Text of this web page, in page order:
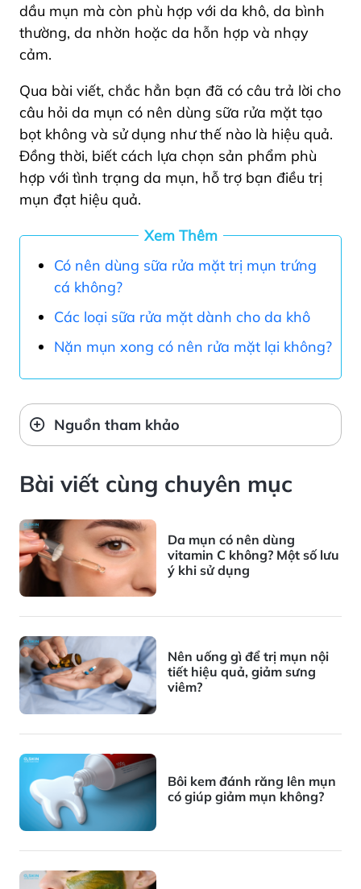
dầu mụn mà còn phù hợp với da khô, da bình
thường, da nhờn hoặc da hỗn hợp và nhạy
cảm.
Qua bài viết, chắc hẳn bạn đã có câu trả lời cho
câu hỏi da mụn có nên dùng sữa rửa mặt tạo
bọt không và sử dụng như thế nào là hiệu quả.
Đồng thời, biết cách lựa chọn sản phẩm phù
hợp với tình trạng da mụn, hỗ trợ bạn điều trị
mụn đạt hiệu quả.
Xem Thêm
Có nên dùng sữa rửa mặt trị mụn trứng
cá không?
Các loại sữa rửa mặt dành cho da khô
Nặn mụn xong có nên rửa mặt lại không?
Nguồn tham khảo
Bài viết cùng chuyên mục
Da mụn có nên dùng
vitamin C không? Một số lưu
ý khi sử dụng
Nên uống gì để trị mụn nội
tiết hiệu quả, giảm sưng
viêm?
Bôi kem đánh răng lên mụn
có giúp giảm mụn không?